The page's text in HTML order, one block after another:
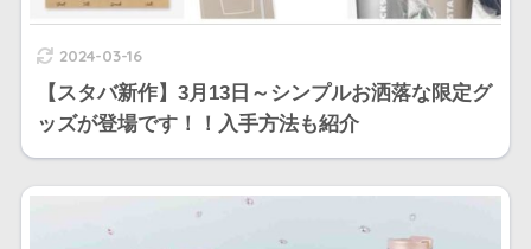
2024-03-16
【スタバ新作】3月13日～シンプルお洒落な限定グ
ッズが登場です！！入手方法も紹介